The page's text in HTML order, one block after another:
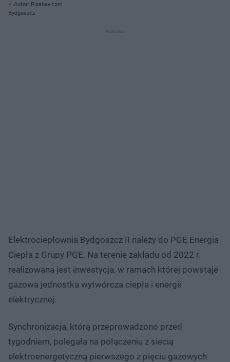
Autor: Pixabay.com
Bydgoszcz
Elektrociepłownia Bydgoszcz II należy do PGE Energia
Ciepła z Grupy PGE. Na terenie zakładu od 2022 r.
realizowana jest inwestycja, w ramach której powstaje
gazowa jednostka wytwórcza ciepła i energii
elektrycznej.
Synchronizacja, którą przeprowadzono przed
tygodniem, polegała na połączeniu z siecią
elektroenergetyczną pierwszego z pięciu gazowych